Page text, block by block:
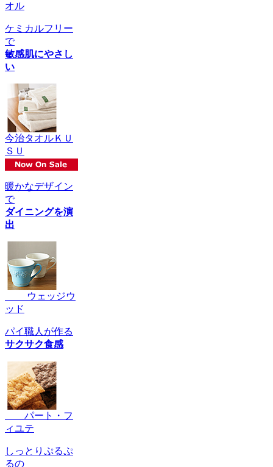
オル
ケミカルフリー
で
敏感肌にやさし
い
今治タオルＫＵ
ＳＵ
暖かなデザイン
で
ダイニングを演
出
ウェッジウ
ッド
パイ職人が作る
サクサク食感
パート・フ
ィユテ
しっとりぷるぷ
るの